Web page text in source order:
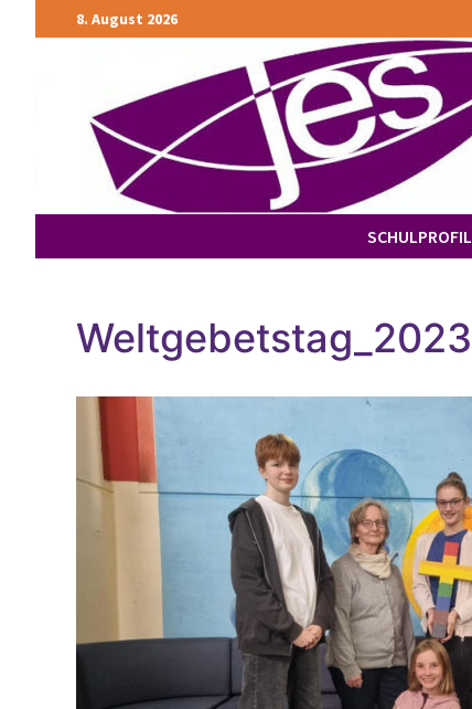
Zurück
zum
8. August 2026
SCHULPROFIL
Weltgebetstag_2023